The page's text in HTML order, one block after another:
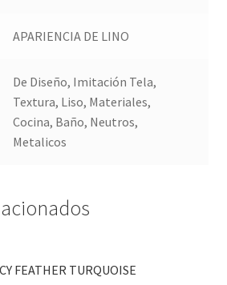
APARIENCIA DE LINO
De Diseño, Imitación Tela,
Textura, Liso, Materiales,
Cocina, Baño, Neutros,
Metalicos
FEATHER TURQUOISE